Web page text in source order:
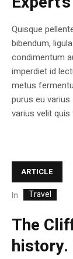
Quisque
bibendum,
condimentum
imperdiet id
metus
purus eu
varius velit quis
ARTICLE
In Travel
The
history.